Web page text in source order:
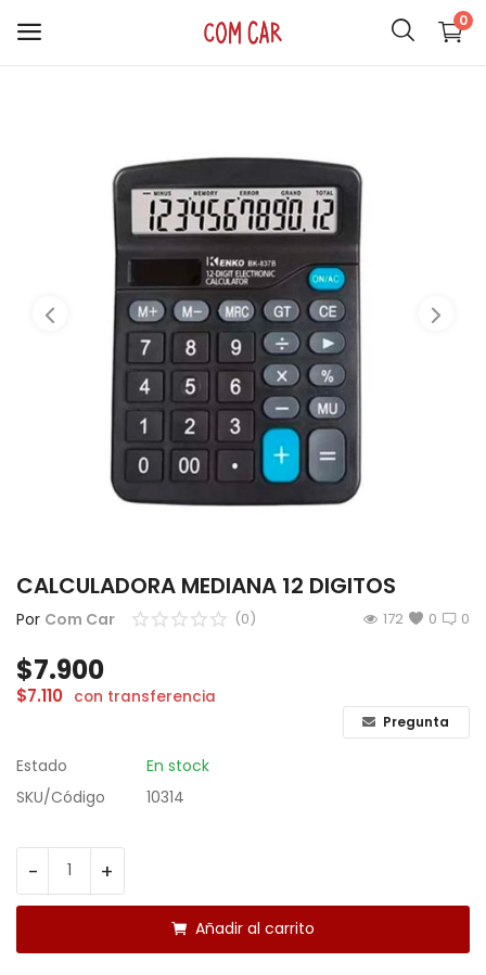
0
SMARTWATCH
COMPUTACIÓN
INFANTIL
Lista de deseos
Acceso
Localización
ARS ($)
CALCULADORA MEDIANA 12 DIGITOS
Por Com Car 0
(0) 0
172
$7.900
$7.110 con transferencia
Pregunta
Estado
En stock
SKU/Código
10314
- +
Añadir al carrito